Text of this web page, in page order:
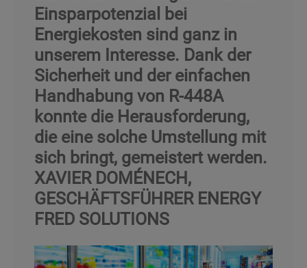
Einsparpotenzial bei
Energiekosten sind ganz in
unserem Interesse. Dank der
Sicherheit und der einfachen
Handhabung von R-448A
konnte die Herausforderung,
die eine solche Umstellung mit
sich bringt, gemeistert werden.
XAVIER DOMÉNECH,
GESCHÄFTSFÜHRER ENERGY
FRED SOLUTIONS